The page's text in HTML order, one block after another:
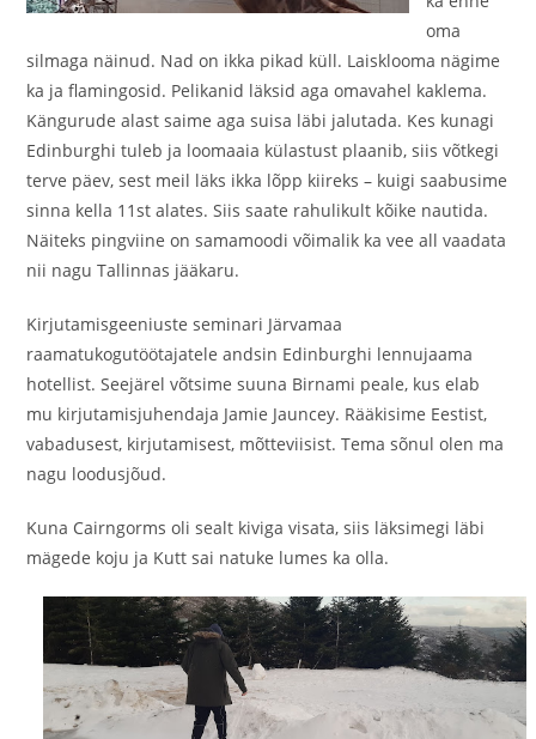
oma
silmaga näinud. Nad on ikka pikad küll. Laisklooma nägime
ka ja flamingosid. Pelikanid läksid aga omavahel kaklema.
Kängurude alast saime aga suisa läbi jalutada. Kes kunagi
Edinburghi tuleb ja loomaaia külastust plaanib, siis võtkegi
terve päev, sest meil läks ikka lõpp kiireks – kuigi saabusime
sinna kella 11st alates. Siis saate rahulikult kõike nautida.
Näiteks pingviine on samamoodi võimalik ka vee all vaadata
nii nagu Tallinnas jääkaru.
Kirjutamisgeeniuste seminari Järvamaa
raamatukogutöötajatele andsin Edinburghi lennujaama
hotellist. Seejärel võtsime suuna Birnami peale, kus elab
mu kirjutamisjuhendaja Jamie Jauncey. Rääkisime Eestist,
vabadusest, kirjutamisest, mõtteviisist. Tema sõnul olen ma
nagu loodusjõud.
Kuna Cairngorms oli sealt kiviga visata, siis läksimegi läbi
mägede koju ja Kutt sai natuke lumes ka olla.